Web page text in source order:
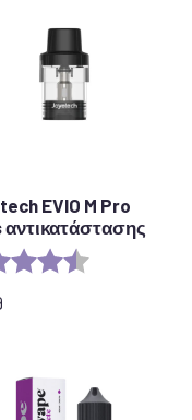
EVIO M Pro
αντικατάστασης